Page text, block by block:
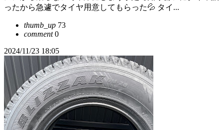
ったから急遽でタイヤ用意してもらった💦 タイ...
thumb_up 73
comment0
2024/11/23 18:05